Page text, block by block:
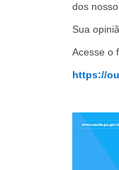
dos
Sua
Acesse o
https://